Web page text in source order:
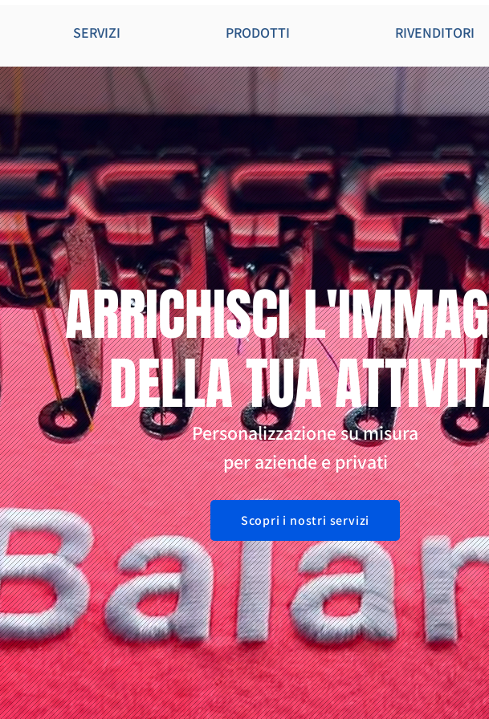
SERVIZI PRODOTTI RIVENDITORI
ARRICHISCI
DELLA TUA
Personalizzazione su misura
per aziende e privati
Scopri i nostri servizi